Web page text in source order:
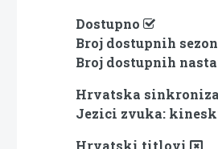
Dostupno
Broj dostupnih
Broj dostupnih
Hrvatska
Jezici zvuka:
Hrvatski titlovi